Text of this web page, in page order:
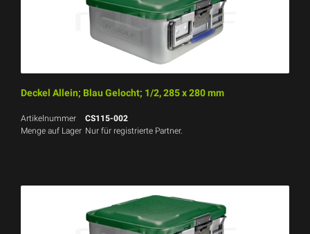
Deckel Allein; Blau Gelocht; 1/2, 285 x 280 mm
Artikelnummer
CS115-002
Menge auf Lager Nur für registrierte Partner.